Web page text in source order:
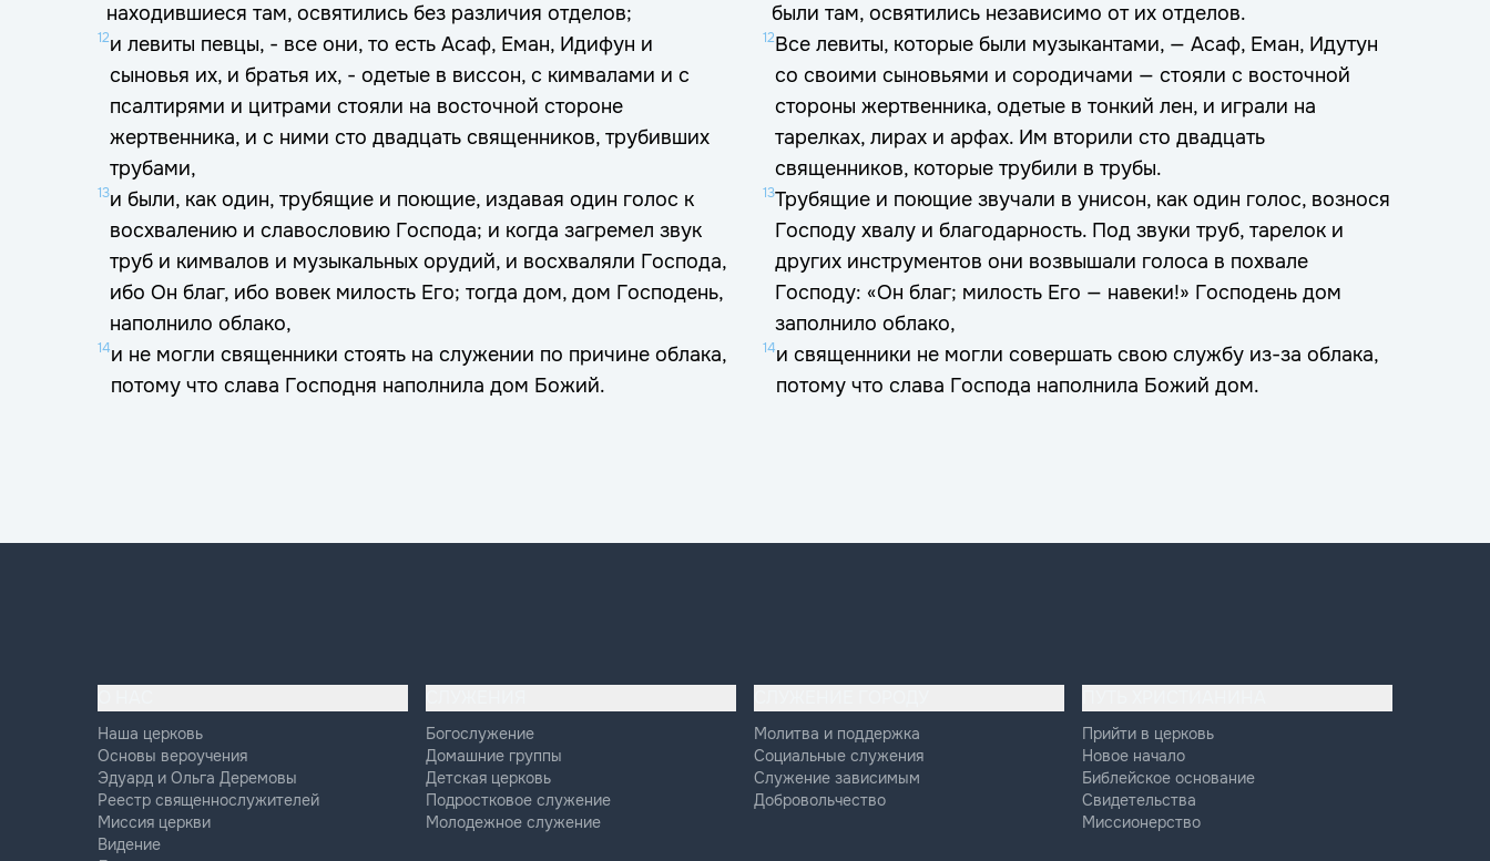
находившиеся там, освятились без различия отделов;
были там, освятились независимо от их отделов.
12и левиты певцы, - все они, то есть Асаф, Еман, Идифун и
сыновья их, и братья их, - одетые в виссон, с кимвалами и с
псалтирями и цитрами стояли на восточной стороне
жертвенника, и с ними сто двадцать священников, трубивших
трубами,
12Все левиты, которые были музыкантами, — Асаф, Еман, Идутун
со своими сыновьями и сородичами — стояли с восточной
стороны жертвенника, одетые в тонкий лен, и играли на
тарелках, лирах и арфах. Им вторили сто двадцать
священников, которые трубили в трубы.
13и были, как один, трубящие и поющие, издавая один голос к
восхвалению и славословию Господа; и когда загремел звук
труб и кимвалов и музыкальных орудий, и восхваляли Господа,
ибо Он благ, ибо вовек милость Его; тогда дом, дом Господень,
наполнило облако,
13Трубящие и поющие звучали в унисон, как один голос, вознося
Господу хвалу и благодарность. Под звуки труб, тарелок и
других инструментов они возвышали голоса в похвале
Господу: «Он благ; милость Его — навеки!» Господень дом
заполнило облако,
14и не могли священники стоять на служении по причине облака,
потому что слава Господня наполнила дом Божий.
14и священники не могли совершать свою службу из-за облака,
потому что слава Господа наполнила Божий дом.
Наша церковь
Основы вероучения
Эдуард и Ольга Деремовы
Реестр священнослужителей
Миссия церкви
Видение
Богослужение
Домашние группы
Детская церковь
Подростковое служение
Молодежное служение
Молитва и поддержка
Социальные служения
Служение зависимым
Добровольчество
Прийти в церковь
Новое начало
Библейское основание
Свидетельства
Миссионерство